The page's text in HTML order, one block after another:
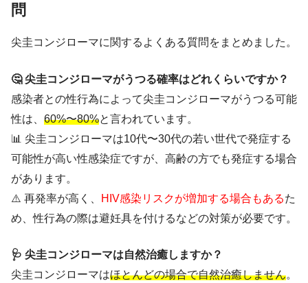
問
尖圭コンジローマに関するよくある質問をまとめました。
🤔 尖圭コンジローマがうつる確率はどれくらいですか？
感染者との性行為によって尖圭コンジローマがうつる可能
性は、 60%〜80%と言われています。
📊 尖圭コンジローマは10代〜30代の若い世代で発症する
可能性が高い性感染症ですが、高齢の方でも発症する場合
があります。
⚠️ 再発率が高く、
HIV感染リスクが増加する場合もあるた
め、性行為の際は避妊具を付けるなどの対策が必要です。
🩺 尖圭コンジローマは自然治癒しますか？
尖圭コンジローマはほとんどの場合で自然治癒しません。